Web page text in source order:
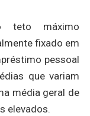
teto máximo
fixado em
pessoal
que variam
média geral de
elevados.